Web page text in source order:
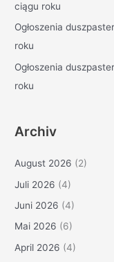
ciągu roku
Ogłoszenia
roku
Ogłoszenia
roku
Archiv
August 2026 (2)
Juli 2026 (4)
Juni 2026 (4)
Mai 2026 (6)
April 2026 (4)